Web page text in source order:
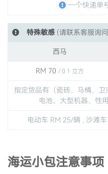
一个快递单
特殊敏感 (请联系客服询
西马
RM 70 / 0.1 立方
指定货品有（瓷砖、马桶、卫
电池、大型机器、性
电动车 RM 25/辆 , 沙滩
海运小包注意事项